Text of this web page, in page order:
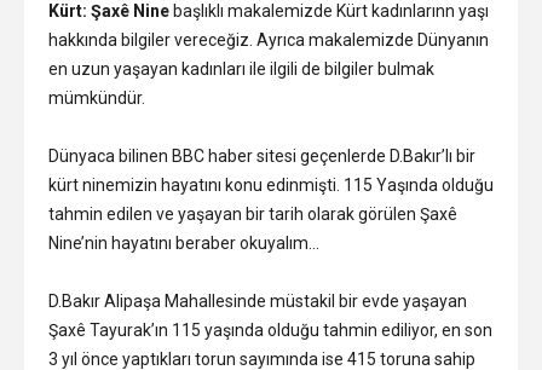
Kürt: Şaxê Nine başlıklı makalemizde Kürt kadınlarınn yaşı
hakkında bilgiler vereceğiz. Ayrıca makalemizde Dünyanın
en uzun yaşayan kadınları ile ilgili de bilgiler bulmak
mümkündür.
Dünyaca bilinen BBC haber sitesi geçenlerde D.Bakır’lı bir
kürt ninemizin hayatını konu edinmişti. 115 Yaşında olduğu
tahmin edilen ve yaşayan bir tarih olarak görülen Şaxê
Nine’nin hayatını beraber okuyalım…
D.Bakır Alipaşa Mahallesinde müstakil bir evde yaşayan
Şaxê Tayurak’ın 115 yaşında olduğu tahmin ediliyor, en son
3 yıl önce yaptıkları torun sayımında ise 415 toruna sahip